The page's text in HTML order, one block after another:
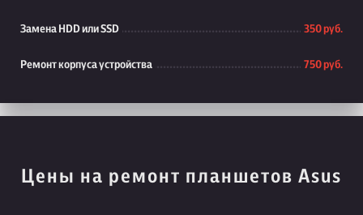
Замена HDD или SSD 350 руб.
Ремонт корпуса устройства 750 руб.
Цены на ремонт планшетов Asus